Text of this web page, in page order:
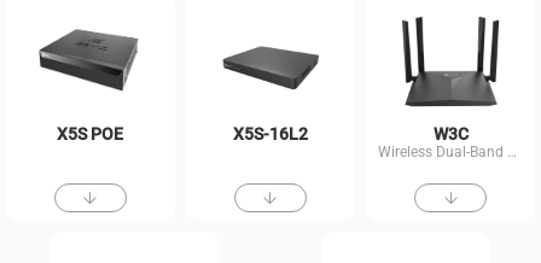
X5S POE X5S-16L2 W3C
Wireless Dual-Band Router